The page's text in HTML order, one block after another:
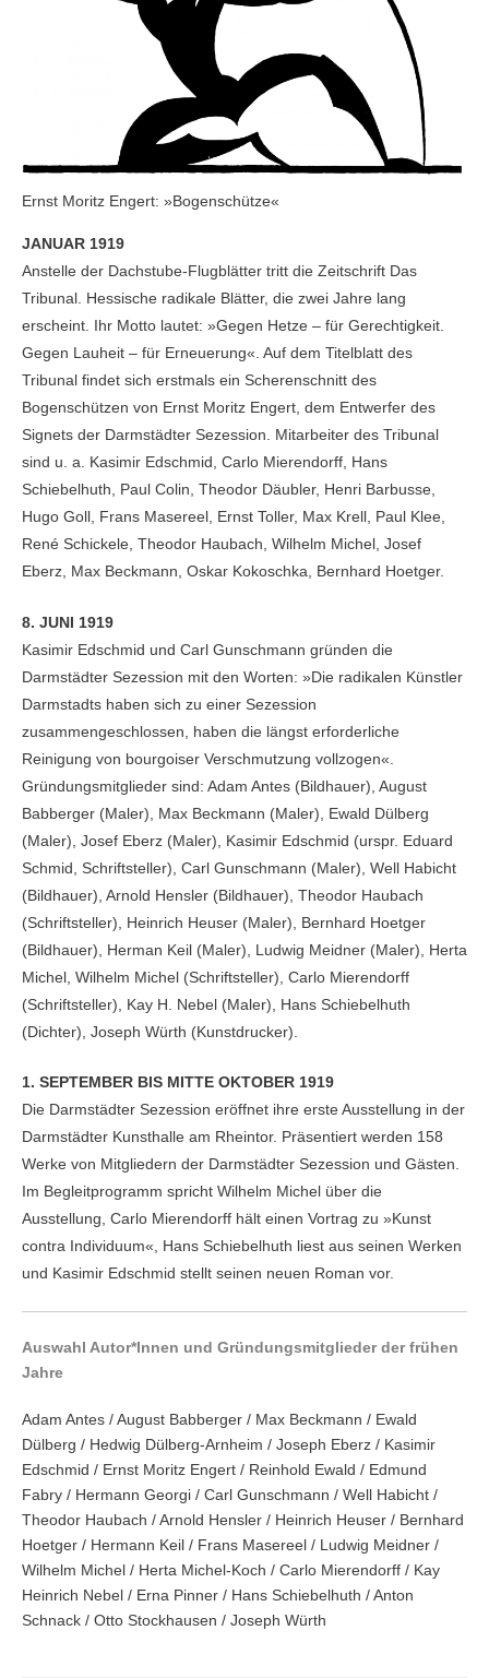
Ernst Moritz Engert: »Bogenschütze«
JANUAR 1919
Anstelle der Dachstube-Flugblätter tritt die Zeitschrift Das
Tribunal. Hessische radikale Blätter, die zwei Jahre lang
erscheint. Ihr Motto lautet: »Gegen Hetze – für Gerechtigkeit.
Gegen Lauheit – für Erneuerung«. Auf dem Titelblatt des
Tribunal findet sich erstmals ein Scherenschnitt des
Bogenschützen von Ernst Moritz Engert, dem Entwerfer des
Signets der Darmstädter Sezession. Mitarbeiter des Tribunal
sind u. a. Kasimir Edschmid, Carlo Mierendorff, Hans
Schiebelhuth, Paul Colin, Theodor Däubler, Henri Barbusse,
Hugo Goll, Frans Masereel, Ernst Toller, Max Krell, Paul Klee,
René Schickele, Theodor Haubach, Wilhelm Michel, Josef
Eberz, Max Beckmann, Oskar Kokoschka, Bernhard Hoetger.
8. JUNI 1919
Kasimir Edschmid und Carl Gunschmann gründen die
Darmstädter Sezession mit den Worten: »Die radikalen Künstler
Darmstadts haben sich zu einer Sezession
zusammengeschlossen, haben die längst erforderliche
Reinigung von bourgoiser Verschmutzung vollzogen«.
Gründungsmitglieder sind: Adam Antes (Bildhauer), August
Babberger (Maler), Max Beckmann (Maler), Ewald Dülberg
(Maler), Josef Eberz (Maler), Kasimir Edschmid (urspr. Eduard
Schmid, Schriftsteller), Carl Gunschmann (Maler), Well Habicht
(Bildhauer), Arnold Hensler (Bildhauer), Theodor Haubach
(Schriftsteller), Heinrich Heuser (Maler), Bernhard Hoetger
(Bildhauer), Herman Keil (Maler), Ludwig Meidner (Maler), Herta
Michel, Wilhelm Michel (Schriftsteller), Carlo Mierendorff
(Schriftsteller), Kay H. Nebel (Maler), Hans Schiebelhuth
(Dichter), Joseph Würth (Kunstdrucker).
1. SEPTEMBER BIS MITTE OKTOBER 1919
Die Darmstädter Sezession eröffnet ihre erste Ausstellung in der
Darmstädter Kunsthalle am Rheintor. Präsentiert werden 158
Werke von Mitgliedern der Darmstädter Sezession und Gästen.
Im Begleitprogramm spricht Wilhelm Michel über die
Ausstellung, Carlo Mierendorff hält einen Vortrag zu »Kunst
contra Individuum«, Hans Schiebelhuth liest aus seinen Werken
und Kasimir Edschmid stellt seinen neuen Roman vor.
Auswahl Autor*Innen und Gründungsmitglieder der frühen
Jahre
Adam Antes / August Babberger / Max Beckmann / Ewald
Dülberg / Hedwig Dülberg-Arnheim / Joseph Eberz / Kasimir
Edschmid / Ernst Moritz Engert / Reinhold Ewald / Edmund
Fabry / Hermann Georgi / Carl Gunschmann / Well Habicht /
Theodor Haubach / Arnold Hensler / Heinrich Heuser / Bernhard
Hoetger / Hermann Keil / Frans Masereel / Ludwig Meidner /
Wilhelm Michel / Herta Michel-Koch / Carlo Mierendorff / Kay
Heinrich Nebel / Erna Pinner / Hans Schiebelhuth / Anton
Schnack / Otto Stockhausen / Joseph Würth